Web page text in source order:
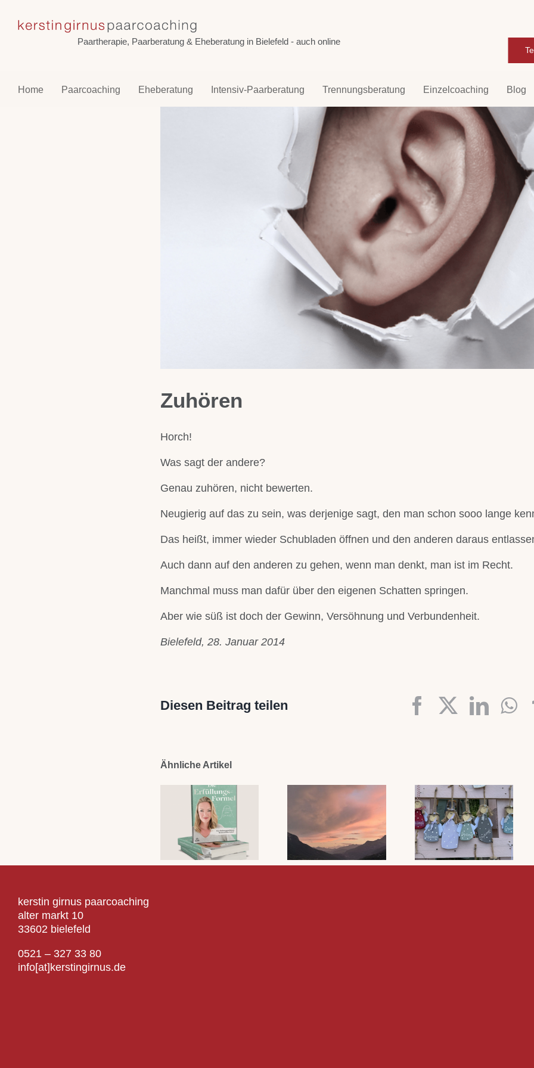
Paartherapie, Paarberatung & Eheberatung in Bielefeld - auch online
Home Paarcoaching Eheberatung Intensiv-Paarberatung Trennungsberatung Einzelcoaching Blog
grösseres
Bild
Zuhören
Horch!
Was sagt der andere?
Genau zuhören, nicht bewerten.
Neugierig auf das zu sein, was derjenige sagt, den man schon sooo lange
Das heißt, immer wieder Schubladen öffnen und den anderen daraus
Auch dann auf den anderen zu gehen, wenn man denkt, man ist im Recht.
Manchmal muss man dafür über den eigenen Schatten springen.
Aber wie süß ist doch der Gewinn, Versöhnung und Verbundenheit.
Bielefeld, 28. Januar 2014
Diesen Beitrag teilen Facebook
X
Ähnliche Artikel
kerstin girnus paarcoaching
alter markt 10
33602 bielefeld
0521 – 327 33 80
info[at]kerstingirnus.de